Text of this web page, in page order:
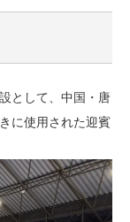
として、中国・唐
に使用された迎賓